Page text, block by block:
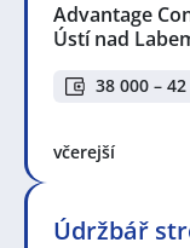
Advantage
Ústí nad
38 000 –
včerejší
Údržbář